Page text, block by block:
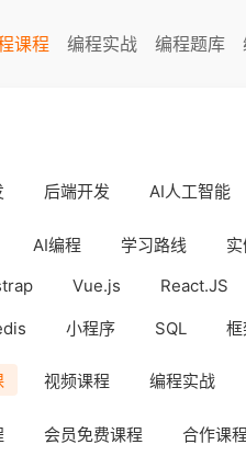
课程 编程实战 编程题库
后端开发 AI人工智能
AI编程 学习路线
Vue.js React.JS
小程序 SQL 框
uni-app APICloud
视频课程 编程实战
会员免费课程 合作课程